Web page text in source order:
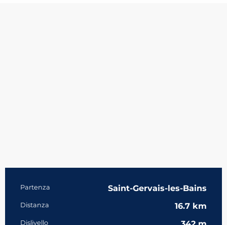
Informazioni pratiche
Partenza Saint-Gervais-les-Bains
Distanza 16.7 km
Dislivello